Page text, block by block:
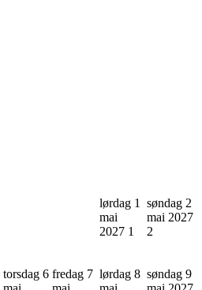
lørdag 1
mai
2027 1
søndag 2
mai 2027
2
torsdag 6 fredag 7 lørdag 8 søndag 9